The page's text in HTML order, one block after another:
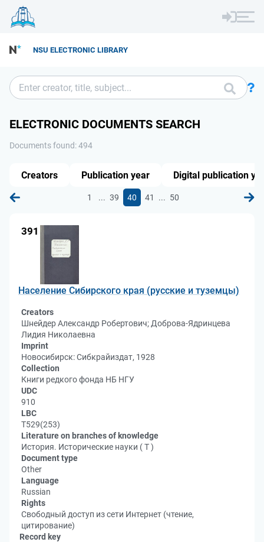
NSU ELECTRONIC LIBRARY
ELECTRONIC DOCUMENTS SEARCH
Documents found: 494
1 ... 39 40 41 ... 50
391
Население Сибирского края (русские и туземцы)
Creators
Шнейдер Александр Робертович; Доброва-Ядринцева
Лидия Николаевна
Imprint
Новосибирск: Сибкрайиздат, 1928
Collection
Книги редкого фонда НБ НГУ
UDC
910
LBC
Т529(253)
Literature on branches of knowledge
История. Исторические науки ( Т )
Document type
Other
Language
Russian
Rights
Свободный доступ из сети Интернет (чтение,
цитирование)
Record key
Creators Publication year Digital publication